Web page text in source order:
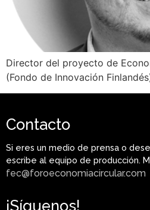
Director del proyecto de
(Fondo de Innovación
Contacto
Si eres un medio de prensa o
escribe al equipo de producción.
fec@foroeconomiacircular.com
¡Síguenos!